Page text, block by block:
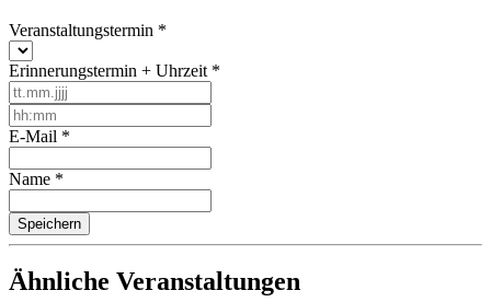
Veranstaltungstermin *
Erinnerungstermin + Uhrzeit *
E-Mail *
Name *
Ähnliche Veranstaltungen